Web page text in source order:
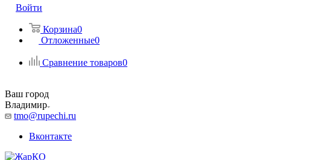
Войти
Корзина0
Отложенные0
Сравнение товаров0
Ваш город
Владимир
tmo@rupechi.ru
Вконтакте